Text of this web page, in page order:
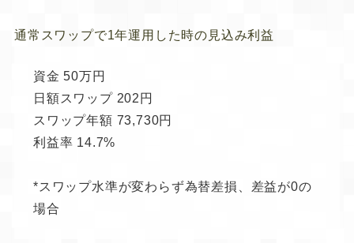
通常スワップで1年運用した時の見込み利益
資金50万円
日額スワップ202円
スワップ年額 73,730円
利益率 14.7%
*スワップ水準が変わらず為替差損、差益が0の
場合